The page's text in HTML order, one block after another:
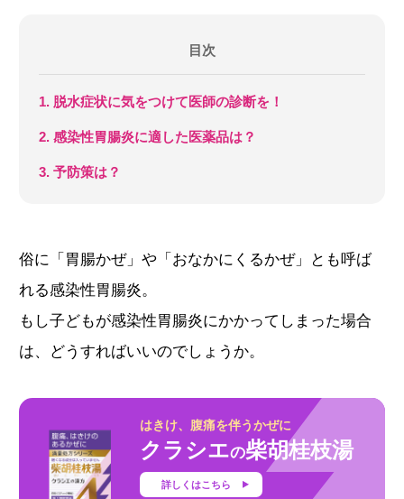
目次
1. 脱水症状に気をつけて医師の診断を！
2. 感染性胃腸炎に適した医薬品は？
3. 予防策は？
俗に「胃腸かぜ」や「おなかにくるかぜ」とも呼ば
れる感染性胃腸炎。
もし子どもが感染性胃腸炎にかかってしまった場合
は、どうすればいいのでしょうか。
はきけ、腹痛を伴うかぜに
クラシエの柴胡桂枝湯
詳しくはこちら